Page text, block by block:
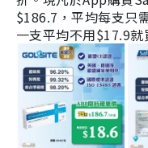
$186.7，平均每支只
一支平均不用$17.9